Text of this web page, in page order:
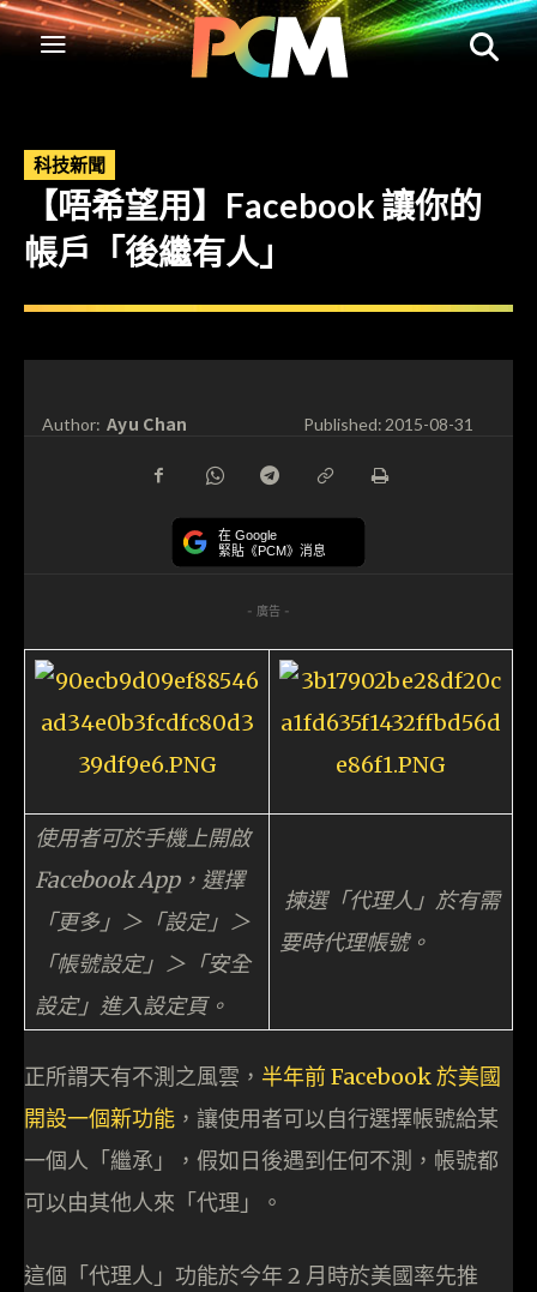
科技新聞
【唔希望用】Facebook 讓你的
帳戶「後繼有人」
Author: Ayu Chan Published:2015-08-31
在 Google
緊貼《PCM》消息
- 廣告 -
使用者可於手機上開啟
Facebook App，選擇
「更多」＞「設定」＞
「帳號設定」＞「安全
設定」進入設定頁。
揀選「代理人」於有需
要時代理帳號。
正所謂天有不測之風雲， 半年前 Facebook 於美國
開設一個新功能 ，讓使用者可以自行選擇帳號給某
一個人「繼承」，假如日後遇到任何不測，帳號都
可以由其他人來「代理」。
這個「代理人」功能於今年 2 月時於美國率先推